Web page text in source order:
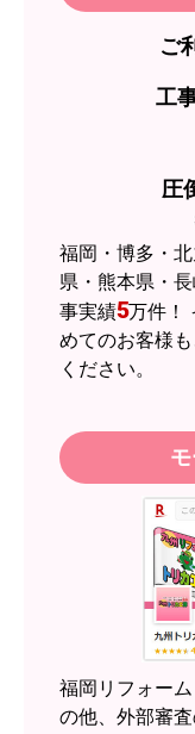
2026年7月
欲しい商品をス
ショップからの
予定の期日まで
はい
商品の梱包は必
はい
またこのショッ
【注文商
文時期】
【このショッ
近隣のショッ
【注文からど
【その他感想
ご
工
圧
福岡・博多・
県・熊本県・
事実績5万件！
めてのお客様
ください。
福岡リフォー
の他、外部審